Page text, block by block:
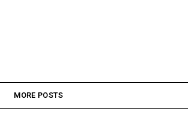
MORE POSTS